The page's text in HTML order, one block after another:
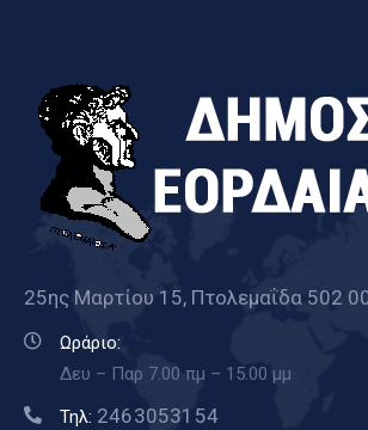
25ης Μαρτίου 15, Πτολεμαΐδα 502
Ωράριο:
Δευ – Παρ 7.00 πμ – 15.00 μμ
Τηλ: 2463053154